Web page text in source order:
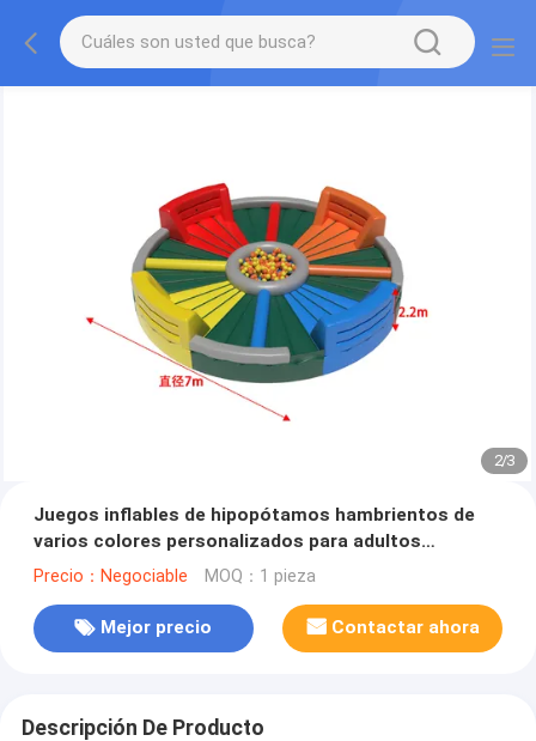
2/3
Juegos inflables de hipopótamos hambrientos de
varios colores personalizados para adultos
adolescentes
Precio：Negociable MOQ：1 pieza
Mejor precio Contactar ahora
Descripción De Producto